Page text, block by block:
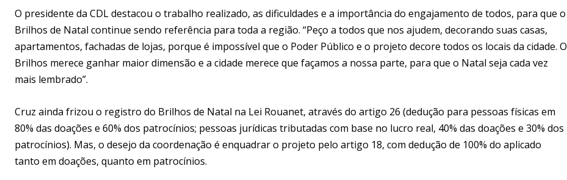
O presidente da CDL destacou o trabalho realizado, as dificuldades e a importância do engajamento de todos, para que o
Brilhos de Natal continue sendo referência para toda a região. “Peço a todos que nos ajudem, decorando suas casas,
apartamentos, fachadas de lojas, porque é impossível que o Poder Público e o projeto decore todos os locais da cidade. O
Brilhos merece ganhar maior dimensão e a cidade merece que façamos a nossa parte, para que o Natal seja cada vez
mais lembrado”.
Cruz ainda frizou o registro do Brilhos de Natal na Lei Rouanet, através do artigo 26 (dedução para pessoas físicas em
80% das doações e 60% dos patrocínios; pessoas jurídicas tributadas com base no lucro real, 40% das doações e 30% dos
patrocínios). Mas, o desejo da coordenação é enquadrar o projeto pelo artigo 18, com dedução de 100% do aplicado
tanto em doações, quanto em patrocínios.